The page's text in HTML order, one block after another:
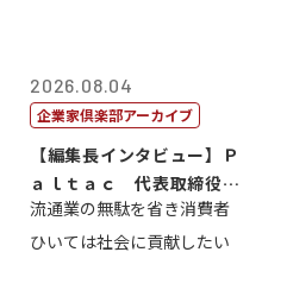
2026.08.04
企業家倶楽部アーカイブ
【編集長インタビュー】Ｐ
ａｌｔａｃ 代表取締役会
長三木田國夫
流通業の無駄を省き消費者
ひいては社会に貢献したい